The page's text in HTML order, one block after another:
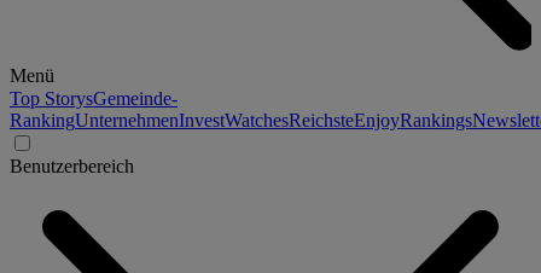
Menü
Top StorysGemeinde-
RankingUnternehmenInvestWatchesReichsteEnjoyRankings
Benutzerbereich